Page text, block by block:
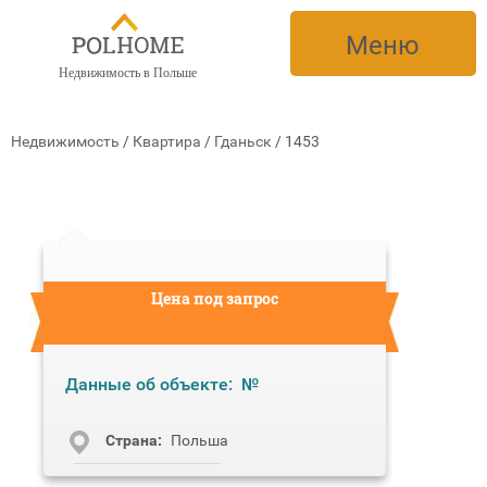
Недвижимость в Польше
Меню
Недвижимость / Квартира / Гданьск / 1453
Цена под запрос
Данные об объекте: №
Cтрана: Польша